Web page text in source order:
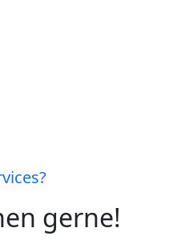
gerne!